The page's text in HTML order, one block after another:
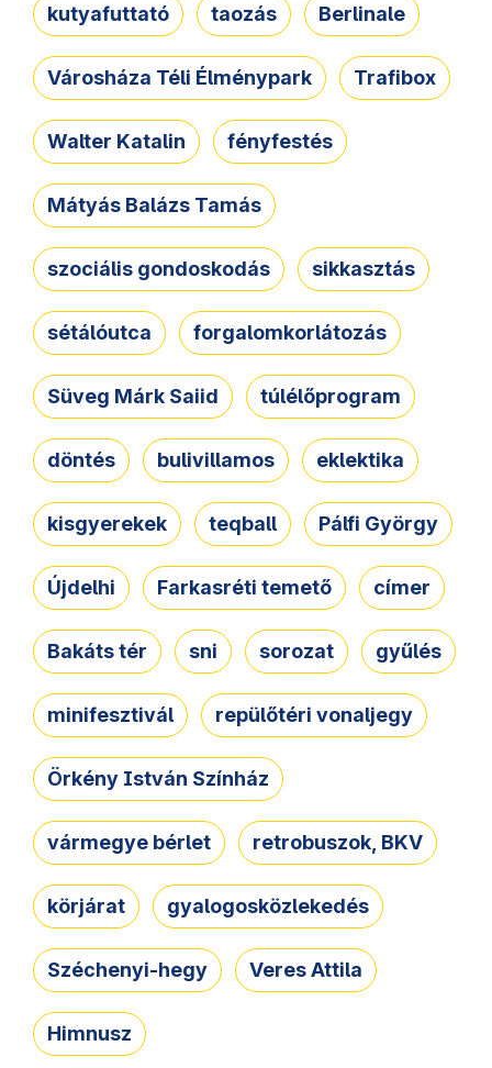
kutyafuttató taozás Berlinale
Városháza Téli Élménypark Trafibox
Walter Katalin fényfestés
Mátyás Balázs Tamás
szociális gondoskodás sikkasztás
sétálóutca forgalomkorlátozás
Süveg Márk Saiid túlélőprogram
döntés bulivillamos eklektika
kisgyerekek teqball Pálfi György
Újdelhi Farkasréti temető címer
Bakáts tér sni sorozat gyűlés
minifesztivál repülőtéri vonaljegy
Örkény István Színház
vármegye bérlet retrobuszok, BKV
körjárat gyalogosközlekedés
Széchenyi-hegy Veres Attila
Himnusz